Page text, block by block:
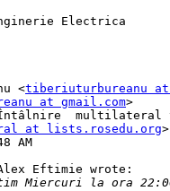
Electrica
<tiberiuturbureanu at
at gmail.com>
multilateral
at lists.rosedu.org>
AM
Eftimie wrote: